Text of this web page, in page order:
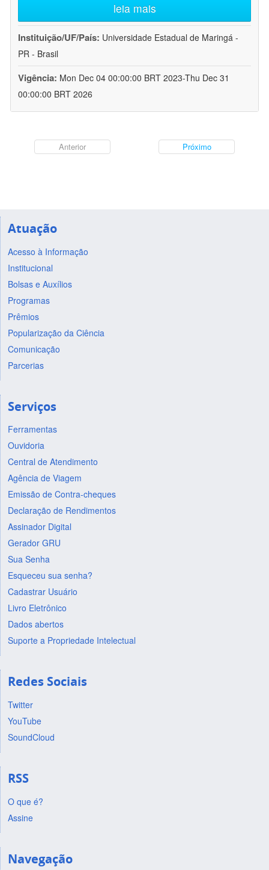
leia mais
Instituição/UF/País: Universidade Estadual de Maringá -
PR - Brasil
Vigência: Mon Dec 04 00:00:00 BRT 2023-Thu Dec 31
00:00:00 BRT 2026
Anterior Próximo
Atuação
Acesso à Informação
Institucional
Bolsas e Auxílios
Programas
Prêmios
Popularização da Ciência
Comunicação
Parcerias
Serviços
Ferramentas
Ouvidoria
Central de Atendimento
Agência de Viagem
Emissão de Contra-cheques
Declaração de Rendimentos
Assinador Digital
Gerador GRU
Sua Senha
Esqueceu sua senha?
Cadastrar Usuário
Livro Eletrônico
Dados abertos
Suporte a Propriedade Intelectual
Redes Sociais
Twitter
YouTube
SoundCloud
RSS
O que é?
Assine
Navegação